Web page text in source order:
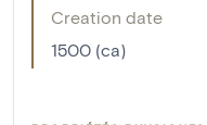
Creation date
1500 (ca)